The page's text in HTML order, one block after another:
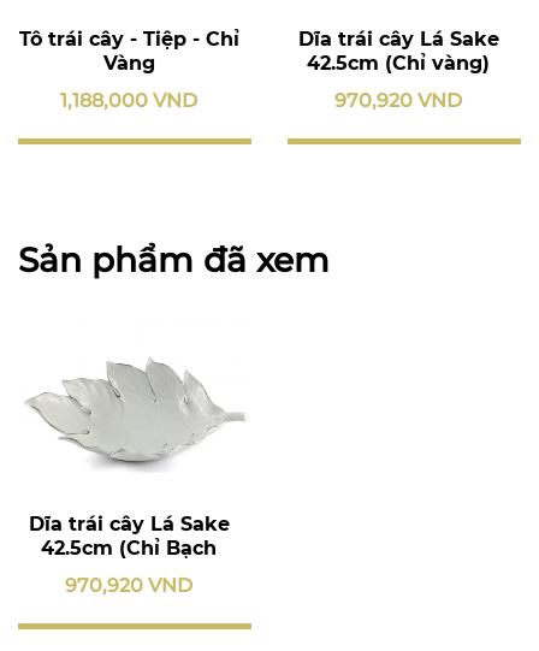
Tô trái cây - Tiệp - Chỉ
Vàng
1,188,000 VND
Dĩa trái cây Lá Sake
42.5cm (Chỉ vàng)
970,920 VND
Sản phẩm đã xem
Dĩa trái cây Lá Sake
42.5cm (Chỉ Bạch
Kim)
970,920 VND